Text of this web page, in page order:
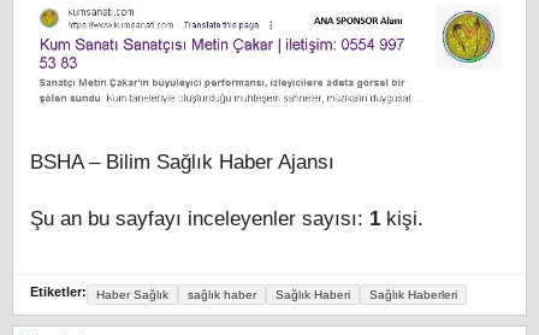
BSHA – Bilim Sağlık Haber Ajansı
Şu an bu sayfayı inceleyenler sayısı: 1 kişi.
Etiketler: Haber Sağlık sağlık haber Sağlık Haberi Sağlık Haberleri